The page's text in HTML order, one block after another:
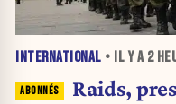
INTERNATIONAL • IL Y A 2
Raids,